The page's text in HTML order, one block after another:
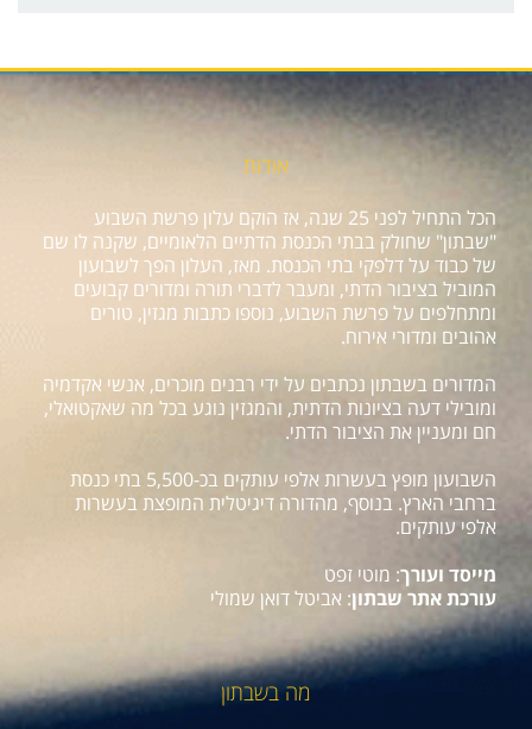
אודות
הכל התחיל לפני 25 שנה, אז הוקם עלון פרשת השבוע
"שבתון" שחולק בבתי הכנסת הדתיים הלאומיים, שקנה לו שם
של כבוד על דלפקי בתי הכנסת. מאז, העלון הפך לשבועון
המוביל בציבור הדתי, ומעבר לדברי תורה ומדורים קבועים
ומתחלפים על פרשת השבוע, נוספו כתבות מגזין, טורים
אהובים ומדורי אירוח.
המדורים בשבתון נכתבים על ידי רבנים מוכרים, אנשי אקדמיה
ומובילי דעה בציונות הדתית, והמגזין נוגע בכל מה שאקטואלי,
חם ומעניין את הציבור הדתי.
השבועון מופץ בעשרות אלפי עותקים בכ-5,500 בתי כנסת
ברחבי הארץ. בנוסף, מהדורה דיגיטלית המופצת בעשרות
אלפי עותקים.
מייסד ועורך: מוטי זפט
עורכת אתר שבתון: אביטל דואן שמולי
מה בשבתון